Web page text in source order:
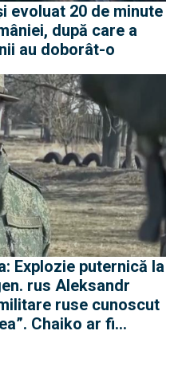
evoluat 20 de minute
după care a
au doborât-o
Explozie puternică la
rus Aleksandr
ruse cunoscut
Chaiko ar fi